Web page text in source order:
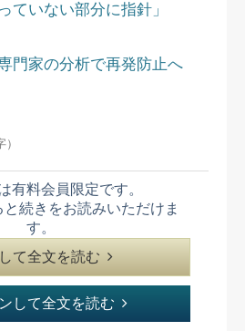
ていない部分に指針」
門家の分析で再発防止へ
有料会員限定です。
続きをお読みいただけま
す。
て全文を読む
して全文を読む